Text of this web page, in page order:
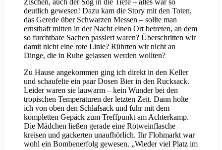
Zischen, auch der Sog in die Tiefe – alles war so
deutlich gewesen! Dazu kam die Story mit den Toten,
das Gerede über Schwarzen Messen – sollte man
ernsthaft mitten in der Nacht einen Ort betreten, an dem
so furchtbare Sachen passiert waren? Überschritten wir
damit nicht eine rote Linie? Rührten wir nicht an
Dinge, die in Ruhe gelassen werden wollten?
Zu Hause angekommen ging ich direkt in den Keller
und schaufelte ein paar Dosen Bier in den Rucksack.
Leider waren sie lauwarm – kein Wunder bei den
tropischen Temperaturen der letzten Zeit. Dann holte
ich von oben den Schlafsack und fuhr mit dem
kompletten Gepäck zum Treffpunkt am Achterkamp.
Die Mädchen ließen gerade eine Rotweinflasche
kreisen und gackerten unaufhörlich. Ihr Flohmarkt war
wohl ein Bombenerfolg gewesen. „Wieder viel Platz im